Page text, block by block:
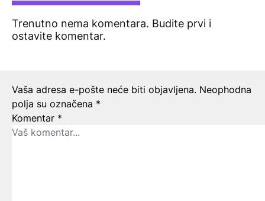
Trenutno nema komentara. Budite prvi i
ostavite komentar.
Ostavite odgovor
Vaša adresa e-pošte neće biti objavljena. Neophodna
polja su označena *
Komentar *